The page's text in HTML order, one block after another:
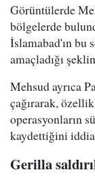
Görüntülerde
bölgelerde
İslamabad'ın bu
amaçladığı
Mehsud ayrıca
çağırarak,
operasyonların
kaydettiğini
Gerilla